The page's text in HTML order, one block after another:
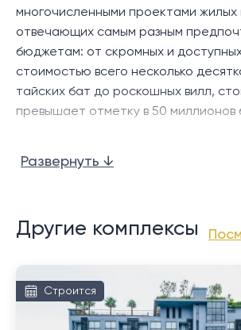
многочисленными проектами жилых
отвечающих самым разным
бюджетам: от скромных и
стоимостью всего несколько
тайских бат до роскошных вилл,
превышает отметку в 50 миллионов
относительно спокойная
ресторанам и развлекательным
окрестностях Чернгталай и рядом
Лагуна. Кроме того, Пасак
близость для семей с детьми,
международные школы,
наслаждающимися морскими
Развернуть ↓
Другие комплексы
Строится